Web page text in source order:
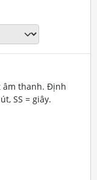
âm thanh. Định
SS = giây.